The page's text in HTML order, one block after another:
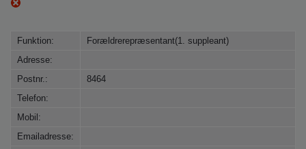
Funktion:
Forældrerepræsentant(1. suppleant)
Adresse:
Postnr.:
8464
Telefon:
Mobil:
Emailadresse: